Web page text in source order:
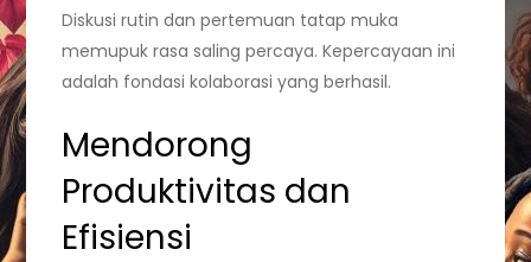
Diskusi rutin dan pertemuan tatap muka
memupuk rasa saling percaya. Kepercayaan ini
adalah fondasi kolaborasi yang berhasil.
Mendorong
Produktivitas dan
Efisiensi